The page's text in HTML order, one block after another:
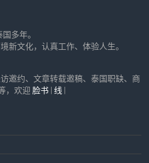
多年。
新文化，认真工作、体验人生。
邀约、文章转载邀稿、泰国职缺、商
，欢迎 脸书 |线